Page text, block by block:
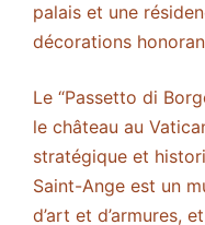
palais et une
décorations
Le “Passetto di
le château au
stratégique et
Saint-Ange est un
d’art et d’armures,